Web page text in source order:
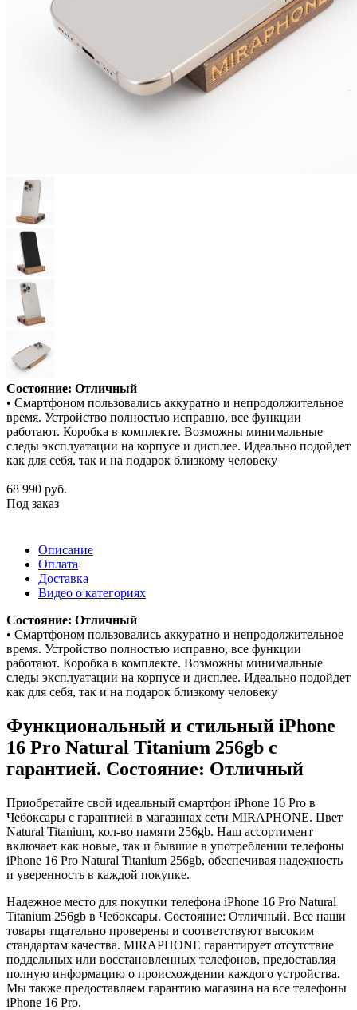
Состояние: Отличный
• Смартфоном пользовались аккуратно и непродолжительное
время. Устройство полностью исправно, все функции
работают. Коробка в комплекте. Возможны минимальные
следы эксплуатации на корпусе и дисплее. Идеально подойдет
как для себя, так и на подарок близкому человеку
68 990 руб.
Под заказ
Описание
Оплата
Доставка
Видео о категориях
Состояние: Отличный
• Смартфоном пользовались аккуратно и непродолжительное
время. Устройство полностью исправно, все функции
работают. Коробка в комплекте. Возможны минимальные
следы эксплуатации на корпусе и дисплее. Идеально подойдет
как для себя, так и на подарок близкому человеку
Функциональный и стильный iPhone
16 Pro Natural Titanium 256gb с
гарантией. Состояние: Отличный
Приобретайте свой идеальный смартфон iPhone 16 Pro в
Чебоксары с гарантией в магазинах сети MIRAPHONE. Цвет
Natural Titanium, кол-во памяти 256gb. Наш ассортимент
включает как новые, так и бывшие в употреблении телефоны
iPhone 16 Pro Natural Titanium 256gb, обеспечивая надежность
и уверенность в каждой покупке.
Надежное место для покупки телефона iPhone 16 Pro Natural
Titanium 256gb в Чебоксары. Состояние: Отличный. Все наши
товары тщательно проверены и соответствуют высоким
стандартам качества. MIRAPHONE гарантирует отсутствие
поддельных или восстановленных телефонов, предоставляя
полную информацию о происхождении каждого устройства.
Мы также предоставляем гарантию магазина на все телефоны
iPhone 16 Pro.